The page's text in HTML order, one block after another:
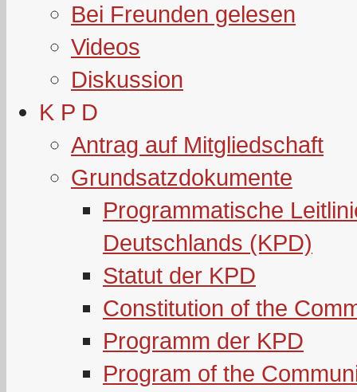
Bei Freunden gelesen
Videos
Diskussion
K P D
Antrag auf Mitgliedschaft
Grundsatzdokumente
Programmatische
Deutschlands (KPD)
Statut der KPD
Constitution of the
Programm der KPD
Program of the